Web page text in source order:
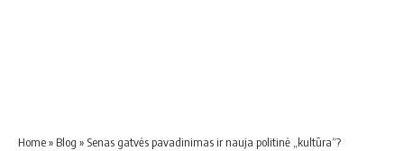
Home» Blog » Senas gatvės pavadinimas ir nauja politinė „kultūra“?